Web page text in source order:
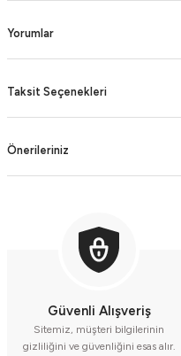
Yorumlar
Taksit Seçenekleri
Önerileriniz
Güvenli Alışveriş
Sitemiz, müşteri bilgilerinin
gizliliğini ve güvenliğini esas alır.